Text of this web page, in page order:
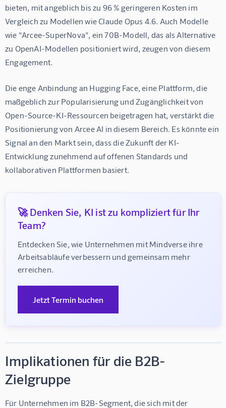
bieten, mit angeblich bis zu 96 % geringeren Kosten im
Vergleich zu Modellen wie Claude Opus 4.6. Auch Modelle
wie "Arcee-SuperNova", ein 70B-Modell, das als Alternative
zu OpenAI-Modellen positioniert wird, zeugen von diesem
Engagement.
Die enge Anbindung an Hugging Face, eine Plattform, die
maßgeblich zur Popularisierung und Zugänglichkeit von
Open-Source-KI-Ressourcen beigetragen hat, verstärkt die
Positionierung von Arcee AI in diesem Bereich. Es könnte ein
Signal an den Markt sein, dass die Zukunft der KI-
Entwicklung zunehmend auf offenen Standards und
kollaborativen Plattformen basiert.
🚀 Denken Sie, KI ist zu kompliziert für Ihr
Team?
Entdecken Sie, wie Unternehmen mit Mindverse ihre
Arbeitsabläufe verbessern und gemeinsam mehr
erreichen.
Jetzt Termin buchen
Implikationen für die B2B-
Zielgruppe
Für Unternehmen im B2B-Segment, die sich mit der